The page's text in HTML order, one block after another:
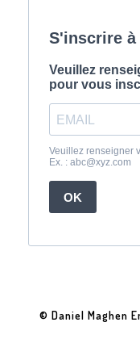
© Daniel Maghen